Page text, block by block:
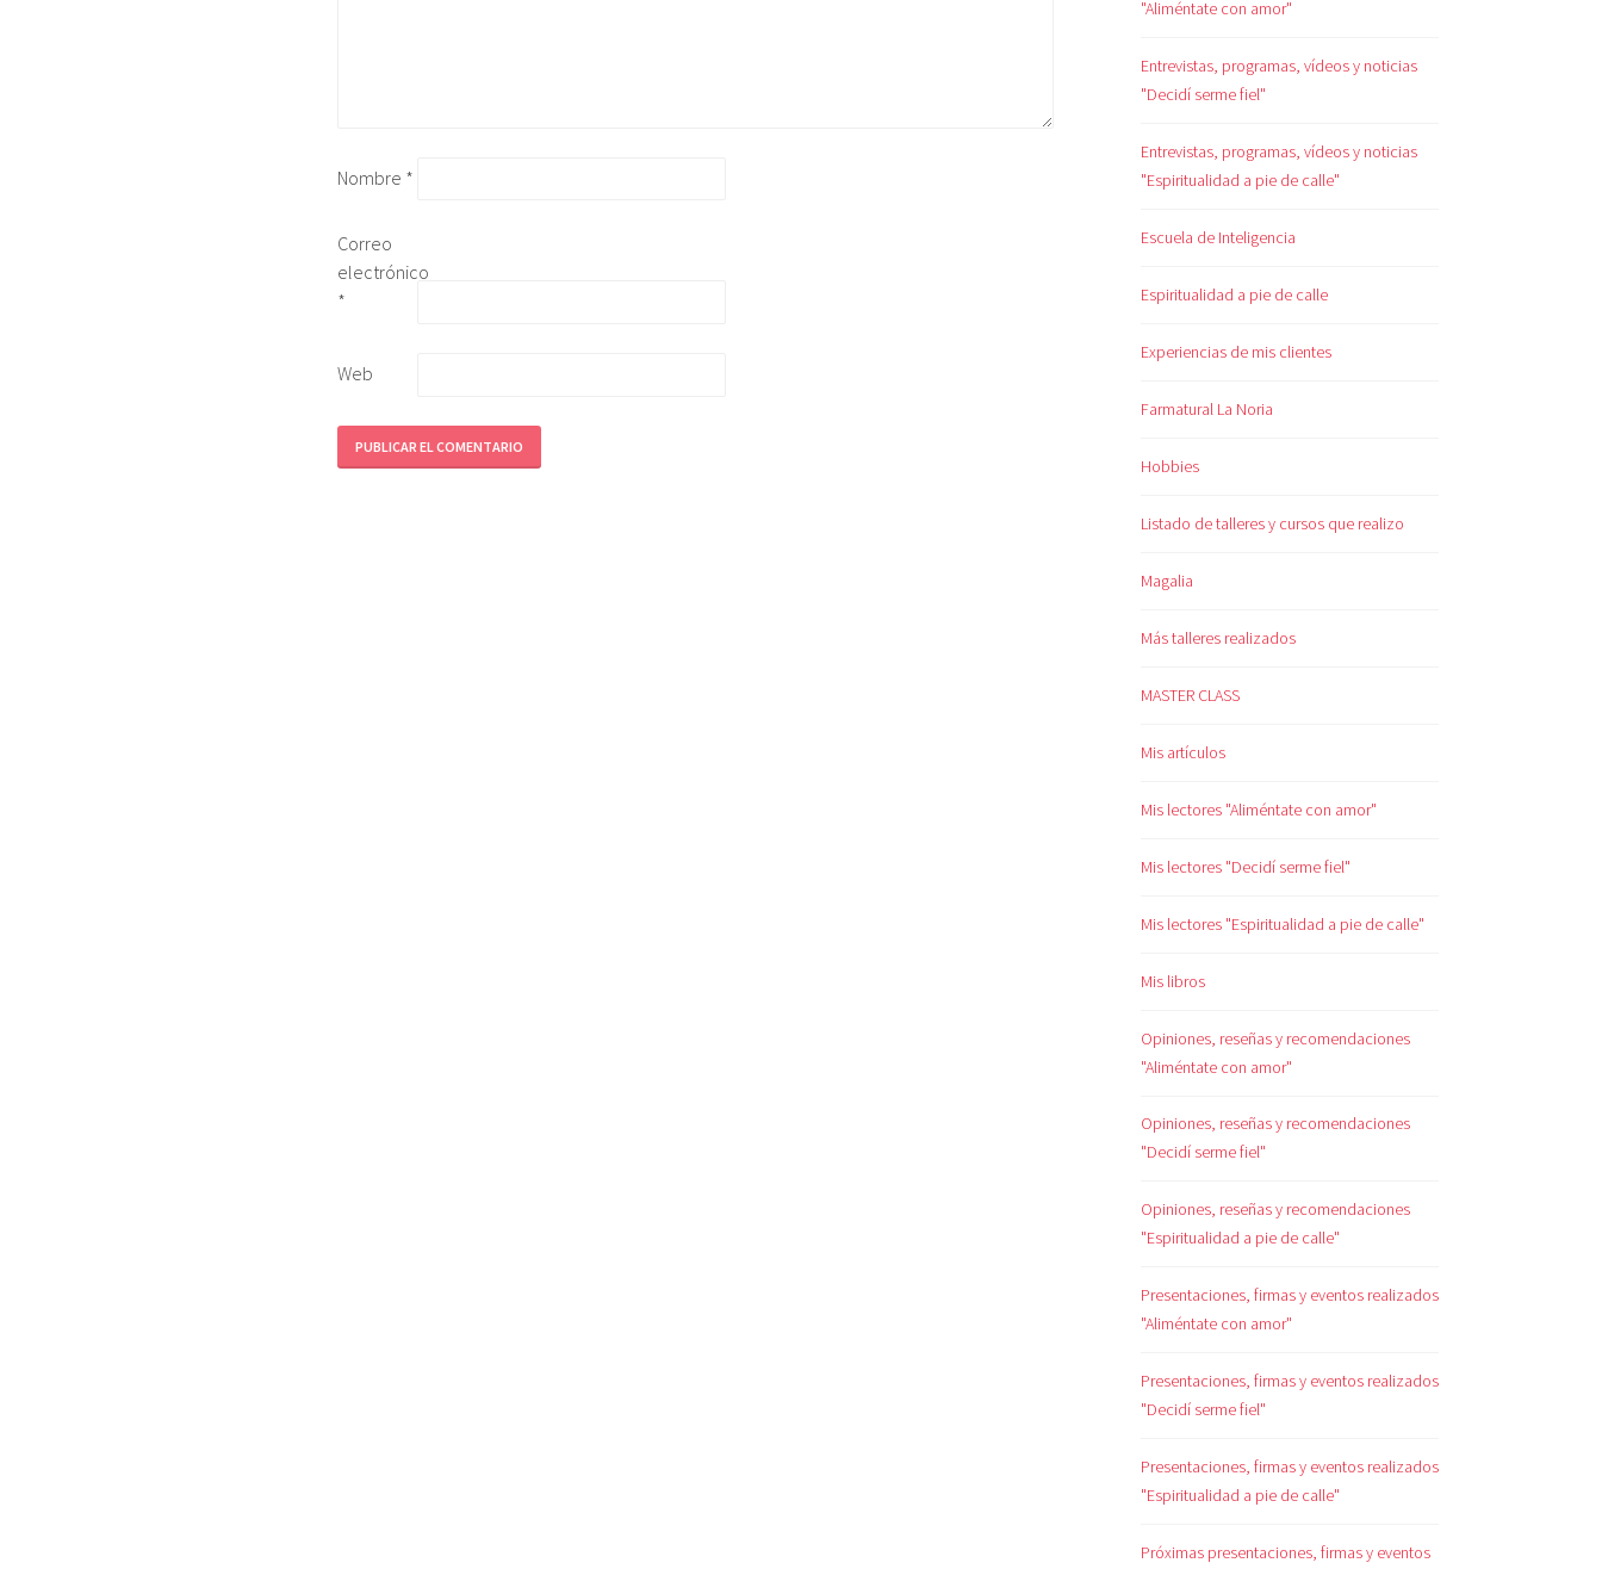
Nombre *
Correo
electrónico
*
Web
"Aliméntate con amor"
Entrevistas, programas, vídeos y noticias
"Decidí serme fiel"
Entrevistas, programas, vídeos y noticias
"Espiritualidad a pie de calle"
Escuela de Inteligencia
Espiritualidad a pie de calle
Experiencias de mis clientes
Farmatural La Noria
Hobbies
Listado de talleres y cursos que realizo
Magalia
Más talleres realizados
MASTER CLASS
Mis artículos
Mis lectores "Aliméntate con amor"
Mis lectores "Decidí serme fiel"
Mis lectores "Espiritualidad a pie de calle"
Mis libros
Opiniones, reseñas y recomendaciones
"Aliméntate con amor"
Opiniones, reseñas y recomendaciones
"Decidí serme fiel"
Opiniones, reseñas y recomendaciones
"Espiritualidad a pie de calle"
Presentaciones, firmas y eventos realizados
"Aliméntate con amor"
Presentaciones, firmas y eventos realizados
"Decidí serme fiel"
Presentaciones, firmas y eventos realizados
"Espiritualidad a pie de calle"
Próximas presentaciones, firmas y eventos